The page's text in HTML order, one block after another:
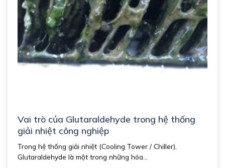
Vai trò của Glutaraldehyde trong hệ thống
giải nhiệt công nghiệp
Trong hệ thống giải nhiệt (Cooling Tower / Chiller),
Glutaraldehyde là một trong những hóa...